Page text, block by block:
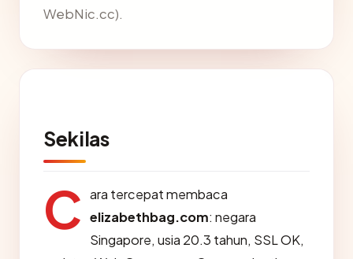
WebNic.cc).
Sekilas
C ara tercepat membaca
elizabethbag.com: negara
Singapore, usia 20.3 tahun, SSL OK,